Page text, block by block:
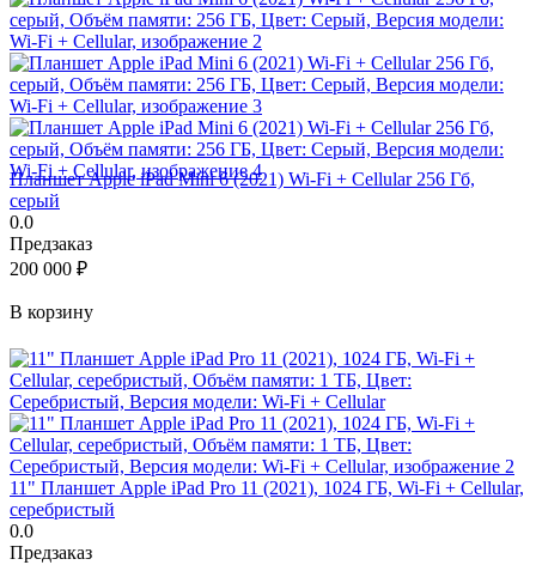
Планшет Apple iPad Mini 6 (2021) Wi-Fi + Cellular 256 Гб,
серый
0.0
Предзаказ
200 000 ₽
В корзину
11" Планшет Apple iPad Pro 11 (2021), 1024 ГБ, Wi-Fi + Cellular,
серебристый
0.0
Предзаказ